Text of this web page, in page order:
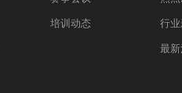
培训动态 行
最